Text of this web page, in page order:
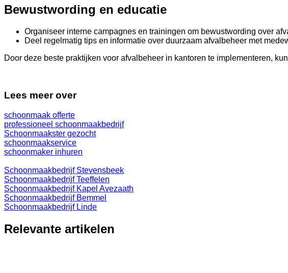
Bewustwording en educatie
Organiseer interne campagnes en trainingen om bewustwording over
Deel regelmatig tips en informatie over duurzaam afvalbeheer met
Door deze beste praktijken voor afvalbeheer in kantoren te implementeren,
Lees meer over
schoonmaak offerte
professioneel schoonmaakbedrijf
Schoonmaakster gezocht
schoonmaakservice
schoonmaker inhuren
Schoonmaakbedrijf Stevensbeek
Schoonmaakbedrijf Teeffelen
Schoonmaakbedrijf Kapel Avezaath
Schoonmaakbedrijf Bemmel
Schoonmaakbedrijf Linde
Relevante artikelen